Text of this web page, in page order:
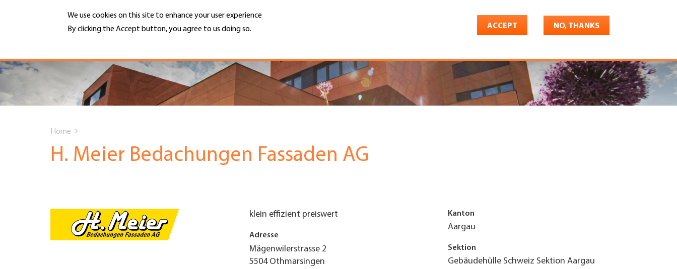
We use cookies on this site to enhance your user experience
By clicking the Accept button, you agree to us doing so.
ACCEPT NO, THANKS
Hauptnavigation
PORTRAIT
DIENSTLEISTUNGEN
MENU
Top
Menu
are
Home
H. Meier Bedachungen Fassaden AG
klein effizient preiswert
Adresse
Mägenwilerstrasse 2
5504 Othmarsingen
Kanton
Aargau
Sektion
Gebäudehülle Schweiz Sektion Aargau